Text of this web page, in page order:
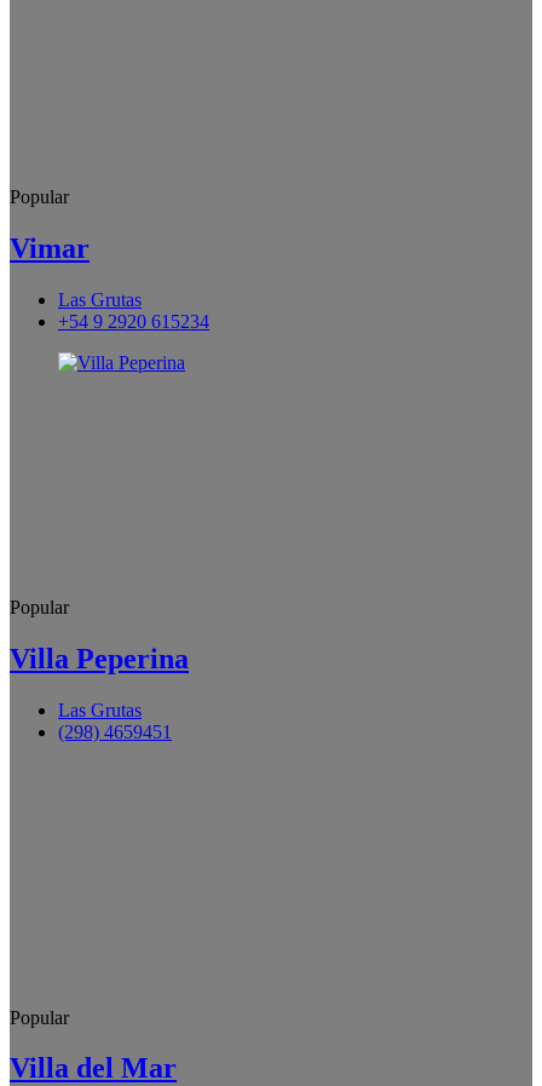
Popular
Vimar
Las Grutas
+54 9 2920 615234
Popular
Villa Peperina
Las Grutas
(298) 4659451
Popular
Villa del Mar